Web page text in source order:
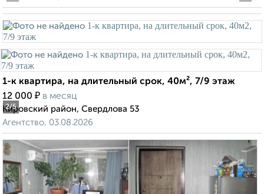
2/5
1-к квартира, на длительный срок, 40м², 7/9 этаж
12 000 ₽ в месяц
Кировский район, Свердлова 53
Агентство, 03.08.2026